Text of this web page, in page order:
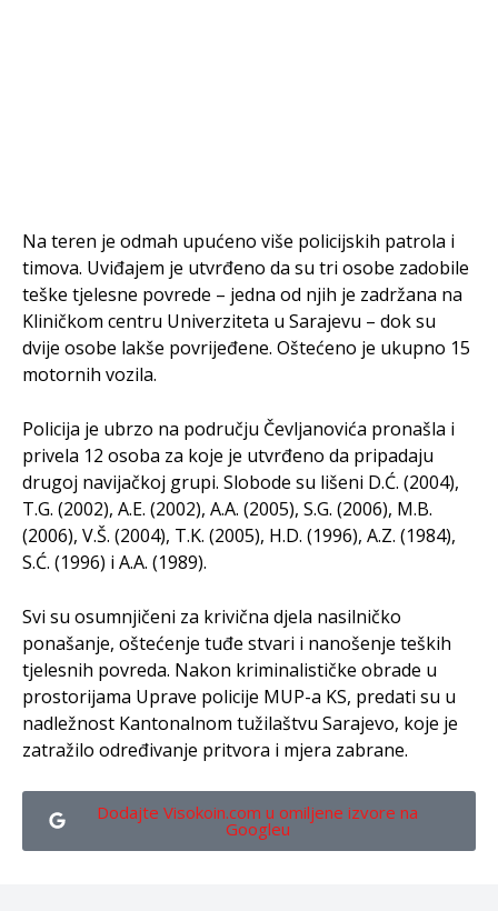
Na teren je odmah upućeno više policijskih patrola i
timova. Uviđajem je utvrđeno da su tri osobe zadobile
teške tjelesne povrede – jedna od njih je zadržana na
Kliničkom centru Univerziteta u Sarajevu – dok su
dvije osobe lakše povrijeđene. Oštećeno je ukupno 15
motornih vozila.
Policija je ubrzo na području Čevljanovića pronašla i
privela 12 osoba za koje je utvrđeno da pripadaju
drugoj navijačkoj grupi. Slobode su lišeni D.Ć. (2004),
T.G. (2002), A.E. (2002), A.A. (2005), S.G. (2006), M.B.
(2006), V.Š. (2004), T.K. (2005), H.D. (1996), A.Z. (1984),
S.Ć. (1996) i A.A. (1989).
Svi su osumnjičeni za krivična djela nasilničko
ponašanje, oštećenje tuđe stvari i nanošenje teških
tjelesnih povreda. Nakon kriminalističke obrade u
prostorijama Uprave policije MUP-a KS, predati su u
nadležnost Kantonalnom tužilaštvu Sarajevo, koje je
zatražilo određivanje pritvora i mjera zabrane.
Dodajte Visokoin.com u omiljene izvore na
Googleu